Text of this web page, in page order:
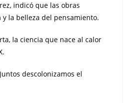
indicó que las obras
la belleza del pensamiento.
la ciencia que nace al calor
descolonizamos el